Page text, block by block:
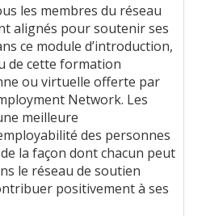
les membres du réseau
alignés pour soutenir ses
ce module d’introduction,
de cette formation
ou virtuelle offerte par
Network. Les
meilleure
des personnes
la façon dont chacun peut
le réseau de soutien
positivement à ses